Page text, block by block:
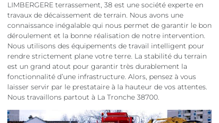
LIMBERGERE terrassement, 38 est une société experte en
travaux de décaissement de terrain. Nous avons une
connaissance inégalable qui nous permet de garantir le bon
déroulement et la bonne réalisation de notre intervention.
Nous utilisons des équipements de travail intelligent pour
rendre strictement plane votre terre. La stabilité du terrain
est un grand atout pour garantir très durablement la
fonctionnalité d’une infrastructure. Alors, pensez à vous
laisser servir par le prestataire à la hauteur de vos attentes.
Nous travaillons partout à La Tronche 38700.